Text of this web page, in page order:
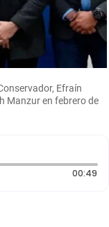
Efraín
Manzur en febrero de
00:49